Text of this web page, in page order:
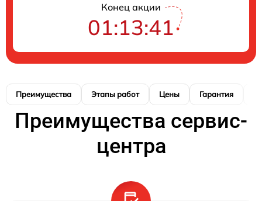
Конец акции
01:13:40
Преимущества Этапы работ Цены Гарантия
Преимущества сервис-
центра